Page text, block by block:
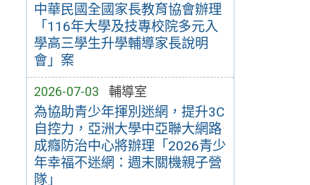
中華民國全國家長教育協會辦理
「116年大學及技專校院多元入
學高三學生升學輔導家長說明
會」案
2026-07-03 輔導室
為協助青少年揮別迷網，提升3C
自控力，亞洲大學中亞聯大網路
成癮防治中心將辦理「2026青少
年幸福不迷網：週末關機親子營
隊」